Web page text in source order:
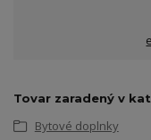
Tovar zaradený v
Bytové doplnky